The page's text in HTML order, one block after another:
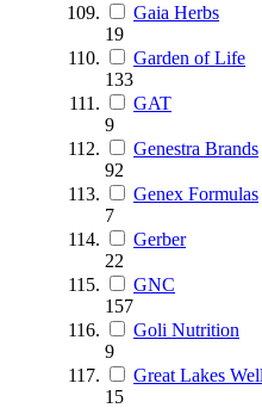
Gaia Herbs
19
Garden of Life
133
GAT
9
Genestra Brands
92
Genex Formulas
7
Gerber
22
GNC
157
Goli Nutrition
9
Great Lakes
15